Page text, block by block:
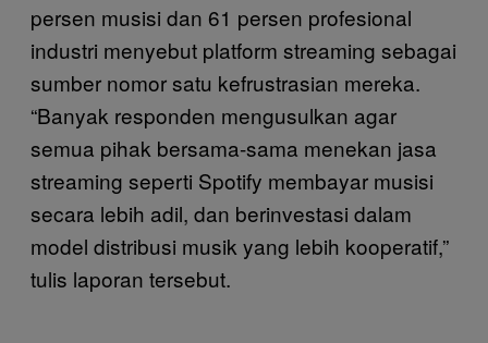
persen musisi dan 61 persen profesional
industri menyebut platform streaming sebagai
sumber nomor satu kefrustrasian mereka.
“Banyak responden mengusulkan agar
semua pihak bersama-sama menekan jasa
streaming seperti Spotify membayar musisi
secara lebih adil, dan berinvestasi dalam
model distribusi musik yang lebih kooperatif,”
tulis laporan tersebut.